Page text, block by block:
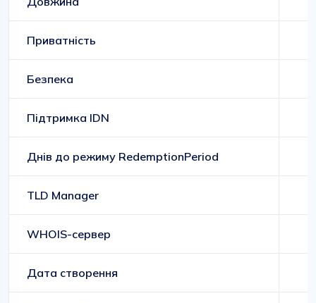
Приватність
Безпека
Підтримка IDN
Днів до режиму RedemptionPeriod
TLD Manager
WHOIS-сервер
Дата створення